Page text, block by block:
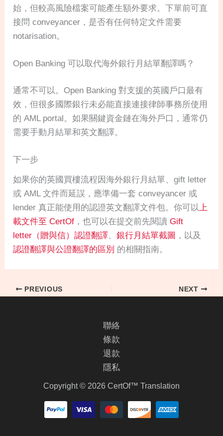
始，但較高風險檔案可能產生額外要求。下單前可直
接問 conveyancer，是否有任何特定文件需要
notarisation。
Open Banking 可以取代海外銀行月結單翻譯嗎？
通常不可以。Open Banking 對支援的英國戶口最有
效，但很多國際銀行未必能直接連接律師事務所使用
的 AML portal。如果關鍵資金鏈在海外戶口，通常仍
需要手動月結單和英文翻譯。
下一步
如果你的英國買樓流程因海外銀行月結單、gift letter
或 AML 文件而延誤，應準備一套 conveyancer 或
lender 真正能使用的認證英文翻譯文件包。你可以上
載文件至 CertOf ，也可以在提交前先閱讀Gift
letter（贈與信）認證翻譯、銀行月結單截圖 ，以及
認證翻譯與公證翻譯的區別 的相關指南。
PREVIOUS NEXT
聯絡
條款
退款
隱私
Copyright © 2026 CertOf™ Translation